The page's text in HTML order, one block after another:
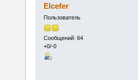
Elcefer
Пользователь
Сообщений: 64
+0/-0